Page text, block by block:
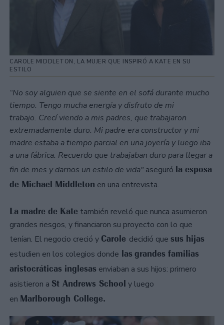
CAROLE MIDDLETON, LA MUJER QUE INSPIRÓ A KATE EN SU
ESTILO
“No soy alguien que se siente en el sofá durante mucho
tiempo. Tengo mucha energía y disfruto de mi
trabajo. Crecí viendo a mis padres, que trabajaron
extremadamente duro. Mi padre era constructor y mi
madre estaba a tiempo parcial en una joyería y luego iba
a una fábrica. Recuerdo que trabajaban duro para llegar a
fin de mes y darnos un estilo de vida" aseguró la esposa
de Michael Middleton en una entrevista.
La madre de Kate también reveló que nunca asumieron
grandes riesgos, y financiaron su proyecto con lo que
tenían. El negocio creció y Carole decidió que sus hijas
estudien en los colegios donde las grandes familias
aristocráticas inglesas enviaban a sus hijos: primero
asistieron a St Andrews School y luego
en Marlborough College.